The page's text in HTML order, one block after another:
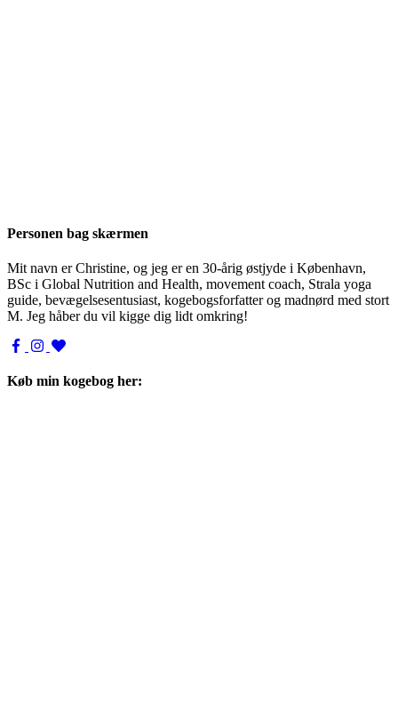
Personen bag skærmen
Mit navn er Christine, og jeg er en 30-årig østjyde i København,
BSc i Global Nutrition and Health, movement coach, Strala yoga
guide, bevægelsesentusiast, kogebogsforfatter og madnørd med stort
M. Jeg håber du vil kigge dig lidt omkring!
Køb min kogebog her: